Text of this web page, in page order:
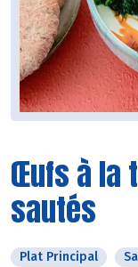
Œufs à la
sautés
Plat Principal